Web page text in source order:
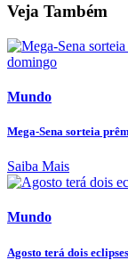
Veja Também
Mundo
Mega-Sena sorteia
Saiba Mais
Mundo
Agosto terá dois